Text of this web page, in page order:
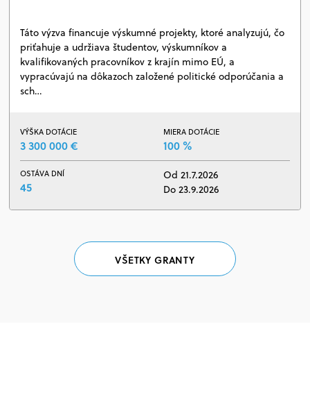
Táto výzva financuje výskumné projekty, ktoré analyzujú, čo
priťahuje a udržiava študentov, výskumníkov a
kvalifikovaných pracovníkov z krajín mimo EÚ, a
vypracúvajú na dôkazoch založené politické odporúčania a
sch…
VÝŠKA DOTÁCIE
3 300 000 €
MIERA DOTÁCIE
100 %
OSTÁVA DNÍ
45
Od 21.7.2026
Do 23.9.2026
VŠETKY GRANTY